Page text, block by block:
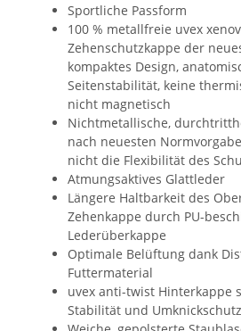
Sportliche Passform
100 % metallfreie uvex
Zehenschutzkappe der
kompaktes Design,
Seitenstabilität, keine
nicht magnetisch
Nichtmetallische,
nach neuesten
nicht die Flexibilität des
Atmungsaktives Glattleder
Längere Haltbarkeit des
Zehenkappe durch PU-
Lederüberkappe
Optimale Belüftung dank
Futtermaterial
uvex anti-twist Hinterkappe
Stabilität und Umknickschutz